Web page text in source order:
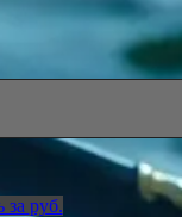
за руб.